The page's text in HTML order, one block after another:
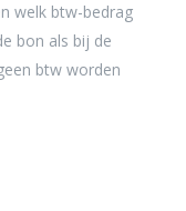
welk btw-bedrag
bon als bij de
btw worden